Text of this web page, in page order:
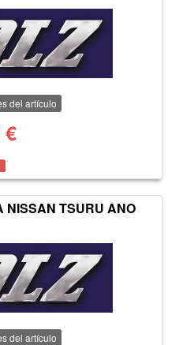
del artículo
€
NISSAN TSURU ANO
del artículo